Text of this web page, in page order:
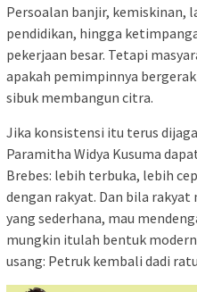
Persoalan banjir, kemiskinan,
pendidikan, hingga
pekerjaan besar. Tetapi
apakah pemimpinnya
sibuk membangun citra.
Jika konsistensi itu terus
Paramitha Widya Kusuma
Brebes: lebih terbuka, lebih
dengan rakyat. Dan bila
yang sederhana, mau
mungkin itulah bentuk
usang: Petruk kembali dadi